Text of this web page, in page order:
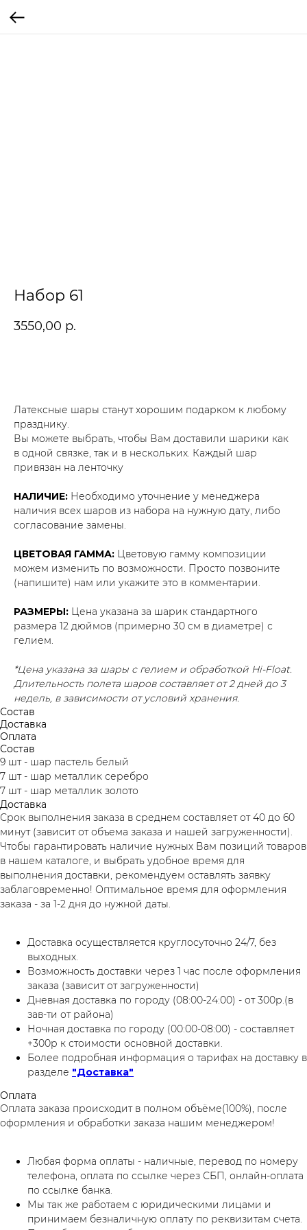
Набор 61
3550,00 р.
Латексные шары станут хорошим подарком к любому
празднику.
Вы можете выбрать, чтобы Вам доставили шарики как
в одной связке, так и в нескольких. Каждый шар
привязан на ленточку
НАЛИЧИЕ: Необходимо уточнение у менеджера
наличия всех шаров из набора на нужную дату, либо
согласование замены.
ЦВЕТОВАЯ ГАММА: Цветовую гамму композиции
можем изменить по возможности. Просто позвоните
(напишите) нам или укажите это в комментарии.
РАЗМЕРЫ: Цена указана за шарик стандартного
размера 12 дюймов (примерно 30 см в диаметре) с
гелием.
*Цена указана за шары с гелием и обработкой Hi-Float.
Длительность полета шаров составляет от 2 дней до 3
недель, в зависимости от условий хранения.
Состав
Доставка
Оплата
Состав
9 шт - шар пастель белый
7 шт - шар металлик серебро
7 шт - шар металлик золото
Доставка
Срок выполнения заказа в среднем составляет от 40 до 60
минут (зависит от объема заказа и нашей загруженности).
Чтобы гарантировать наличие нужных Вам позиций товаров
в нашем каталоге, и выбрать удобное время для
выполнения доставки, рекомендуем оставлять заявку
заблаговременно! Оптимальное время для оформления
заказа - за 1-2 дня до нужной даты.
Доставка осуществляется круглосуточно 24/7, без
выходных.
Возможность доставки через 1 час после оформления
заказа (зависит от загруженности)
Дневная доставка по городу (08:00-24:00) - от 300р.(в
зав-ти от района)
Ночная доставка по городу (00:00-08:00) - составляет
+300р к стоимости основной доставки.
Более подробная информация о тарифах на доставку в
разделе "Доставка"
Оплата
Оплата заказа происходит в полном объёме(100%), после
оформления и обработки заказа нашим менеджером!
Любая форма оплаты - наличные, перевод по номеру
телефона, оплата по ссылке через СБП, онлайн-оплата
по ссылке банка.
Мы так же работаем с юридическими лицами и
принимаем безналичную оплату по реквизитам счета.